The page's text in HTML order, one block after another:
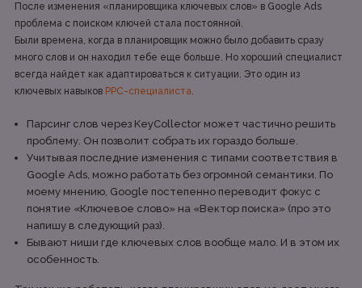
После изменения «планировщика ключевых слов» в Google Ads
проблема с поиском ключей стала постоянной.
Были времена, когда в планировщик можно было добавить сразу
много слов и он находил тебе еще больше. Но хороший специалист
всегда найдет как адаптироваться к ситуации. Это один из
ключевых навыков PPC-специалиста.
Парсинг слов через KeyCollector может частично решить
проблему. Он позволит собрать их гораздо больше.
Учитывая последние изменения с типами соответствия в
Google Ads, можно работать без огромной семантики. По
моему мнению, Google постепенно переводит фокус с
понятие «Ключевое слово» на «Вектор поиска» (про это
напишу в следующий раз).
Бывают ниши где ключевых слов вообще мало. И в этом их
особенность.